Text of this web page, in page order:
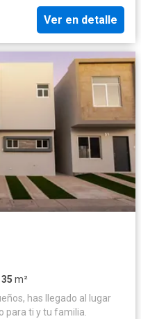
Ver en detalle
m²
has llegado al lugar
para ti y tu familia.